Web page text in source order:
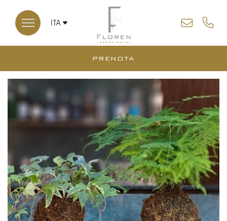
ITA
PRENOTA
ARRIVO*
08
PARTENZA*
09 2026
CAMERE
CODICE SCONTO